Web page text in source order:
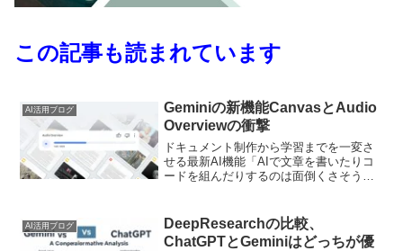
この記事も読まれています
AI活用ブログ
Geminiの新機能CanvasとAudio
Overviewの衝撃
ドキュメント制作から学習までを一変さ
せる最新AI機能「AIで文章を書いたりコ
ードを組んだりするのは面倒くさそう」
「Notebook LMのAudio O...
AI活用ブログ
DeepResearchの比較、
ChatGPTとGeminiはどっちが優